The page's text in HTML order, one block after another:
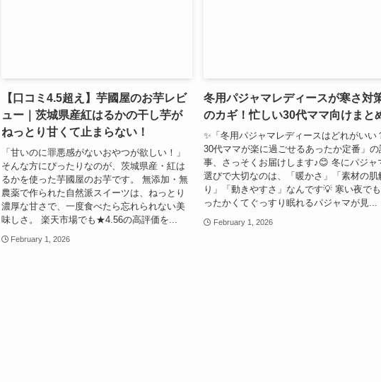
【口コミ4.5超え】芋國屋のお芋レビ
ュー｜茨城県産紅はるかの干し芋が
ねっとり甘くて止まらない！
「甘いのに罪悪感がないおやつが欲しい！」
そんな方にぴったりなのが、茨城県産・紅は
るかを使った芋國屋のお芋です。 無添加・無
農薬で作られた自然派スイーツは、ねっとり
濃厚な甘さで、一度食べたら忘れられない美
味しさ。 楽天市場でも★4.56の高評価を...
February 1, 2026
冬用パジャマレディースが寒さ対
のカギ！忙しい30代ママ向けまと
✨「冬用パジャマレディースはどれがいい
30代ママが楽に過ごせるあったか定番」の
事、さっそくお届けします♪😊 冬にパジャ
選びで大切なのは、「暖かさ」「素材の肌
り」「動きやすさ」なんです💡 寒い夜で
ったかくてぐっすり眠れるパジャマが見...
February 1, 2026